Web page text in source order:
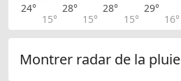
24°
15°
28°
15°
28°
15°
29°
16°
Montrer radar de la pluie